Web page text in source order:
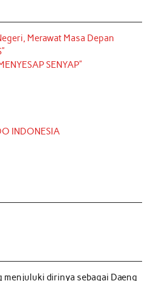
Merawat Masa Depan
SENYAP”
INDONESIA
menjuluki dirinya sebagai Daeng